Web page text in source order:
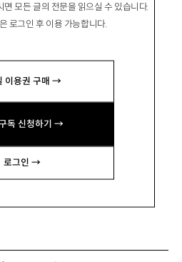
면 모든 글의 전문을 읽으실 수 있습니다.
로그인 후 이용 가능합니다.
이용권 구매 →
독 신청하기 →
로그인 →